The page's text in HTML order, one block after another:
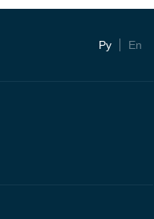
Ру En